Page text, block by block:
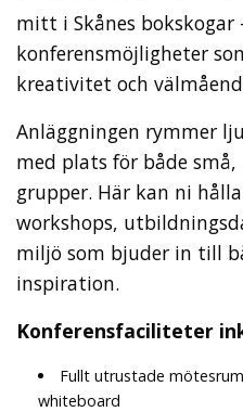
mitt i Skånes bokskogar
konferensmöjligheter
kreativitet och
Anläggningen rymmer
med plats för både
grupper. Här kan ni
workshops,
miljö som bjuder in till
inspiration.
Konferensfaciliteter
Fullt utrustade
whiteboard